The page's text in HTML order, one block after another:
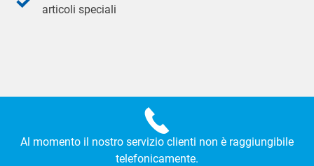
articoli speciali
Al momento il nostro servizio clienti non è raggiungibile
telefonicamente.